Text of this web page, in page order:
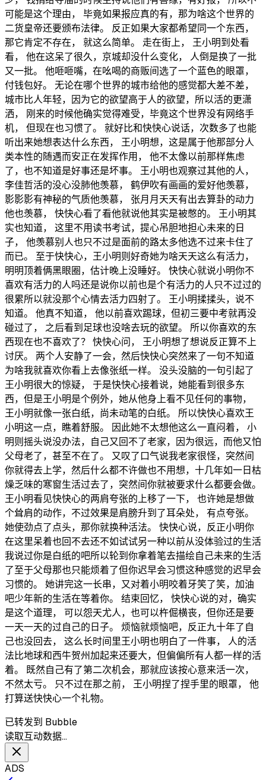
可能是这个理由， 毕竟如果报应真的有，那为啥这个世界的
二货皇帝还要颁布法律。 反正如果大家都希望同一个东西，
那它肯定不存在， 就这么简单。 走在街上， 王小明到处看
看， 他在这呆了很久，京城却没什么变化， 人倒是换了一批
又一批。 他咂咂嘴，在吆喝的商贩间选了一个蓝色的眼罩，
付钱包好。 无论在哪个世界的城市给他的感觉都大差不差，
城市比人年轻，因为它的欲望高于人的欲望，所以活的更潇
洒， 刚来的时候他确实觉得难受，毕竟这个世界没有网络手
机， 但现在也习惯了。 就好比和快快心说话，次数多了也能
听出来她想表达什么东西， 王小明想，这是属于他那部分人
类本性的随遇而安正在发挥作用， 他不太像以前那样焦虑
了，也不知道是好事还是坏事。 王小明也观察过其他的人，
李佳哲活的没心没肺他羡慕， 鹤伊吹有画画的爱好他羡慕，
影影影有神秘的气质他羡慕， 张月月天天有出去算卦的动力
他也羡慕， 快快心看了看他就说他其实是被憋的。 王小明其
实也知道， 这里不用读书考试，提心吊胆地担心未来的日
子， 他羡慕别人也只不过是面前的路太多他选不过来卡住了
而已。 至于快快心，王小明则好奇她为啥天天这么有活力，
明明顶着俩黑眼圈，估计晚上没睡好。 快快心就说小明你不
喜欢有活力的人吗还是说你以前也是个有活力的人只不过过的
很累所以就没那个心情去活力四射了。 王小明揉揉头，说不
知道。 他真不知道， 他以前喜欢踢球，但初三要中考就再没
碰过了， 之后看到足球也没啥去玩的欲望。 所以你喜欢的东
西现在也不喜欢了？ 快快心问， 王小明想了想说反正算不上
讨厌。 两个人安静了一会，然后快快心突然来了一句不知道
为啥我就喜欢你看上去像张纸一样。 没头没脑的一句引起了
王小明很大的惊疑， 于是快快心接着说，她能看到很多东
西，但是王小明是个例外，她从他身上看不见任何的事物，
王小明就像一张白纸，尚未动笔的白纸。 所以快快心喜欢王
小明这一点，瞧着舒服。 因此她不太想他这么一直闷着， 小
明则摇头说没办法，自己又回不了老家，因为很远，而他又怕
父母老了，甚至不在了。 又叹了口气说我老家很怪，突然间
你就得去上学，然后什么都不许做也不用想，十几年如一日枯
燥乏味的寒窗生活过去了，突然间你就被要求什么都要会做。
王小明看见快快心的两肩夸张的上移了一下， 也许她是想做
个耸肩的动作，不过效果是肩膀升到了耳朵处， 有点夸张。
她使劲点了点头，那你就换种活法。 快快心说，反正小明你
在这里呆着也回不去还不如试试另一种以前从没体验过的生活
我说过你是白纸的吧所以轮到你拿着笔去描绘自己未来的生活
了至于父母那也只能烦着了但你迟早会习惯这种感觉的迟早会
习惯的。 她讲完这一长串，又对着小明咬着牙笑了笑，加油
吧少年新的生活在等着你。 结束回忆， 快快心说的对，确实
是这个道理， 可以怨天尤人，也可以杵倔横丧，但你还是要
一天一天的过自己的日子。 烦恼就烦恼吧，反正九十年了自
己也没回去， 这么长时间里王小明也明白了一件事， 人的活
法比地球和西牛贺州加起来还要大，但偏偏所有人都一样的活
着。 既然自己有了第二次机会，那就应该按心意来活一次，
不然太亏。 只不过在那之前， 王小明捏了捏手里的眼罩， 他
打算送快快心一个礼物。
已转发到 Bubble
读取互动数据…
ADS